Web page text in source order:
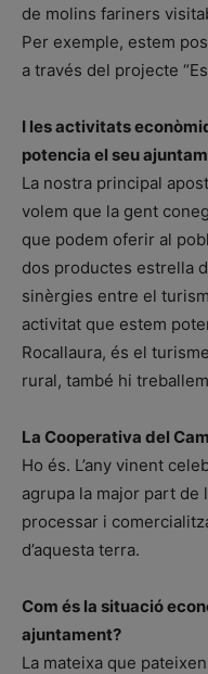
de molins fariners
Per exemple, estem
a través del projecte
I les activitats
potencia el seu
La nostra principal
volem que la gent
que podem oferir al
dos productes estrella
sinèrgies entre el
activitat que estem
Rocallaura, és el
rural, també hi
La Cooperativa del
Ho és. L’any vinent
agrupa la major part
processar i
d’aquesta terra.
Com és la situació
ajuntament?
La mateixa que